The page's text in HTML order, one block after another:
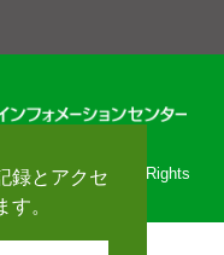
録とアクセ
。
Center. All Rights